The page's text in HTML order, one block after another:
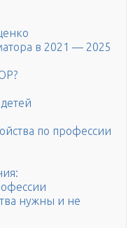
в 2021 — 2025
по профессии
нужны и не